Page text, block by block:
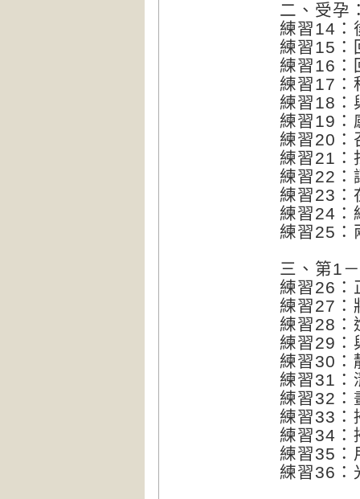
二、受孕
練習14：
練習15：
練習16：
練習17：
練習18：
練習19：
練習20：
練習21：
練習22：
練習23：
練習24：
練習25：
三、第1
練習26：
練習27：
練習28：
練習29：
練習30：
練習31：
練習32：
練習33：
練習34：
練習35：
練習36：